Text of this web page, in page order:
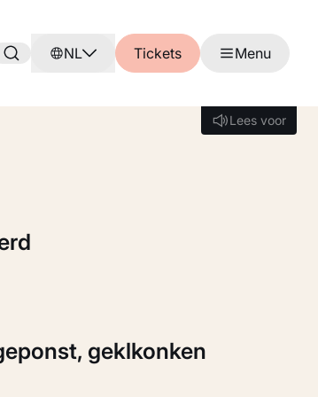
NL Tickets Menu
Lees voor
Lees voor
geklkonken